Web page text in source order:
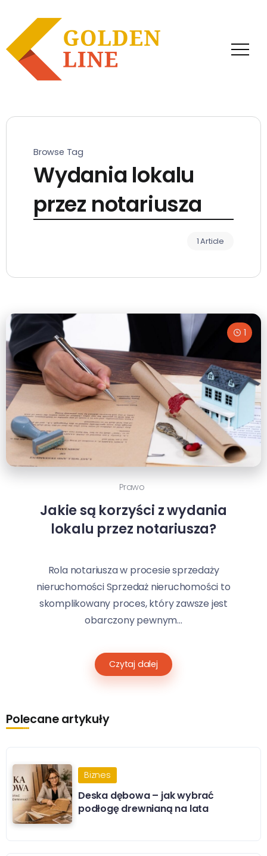
Browse Tag
Wydania lokalu
przez notariusza
1 Article
1
Prawo
Jakie są korzyści z wydania
lokalu przez notariusza?
Rola notariusza w procesie sprzedaży
nieruchomości Sprzedaż nieruchomości to
skomplikowany proces, który zawsze jest
obarczony pewnym...
Czytaj dalej
Polecane artykuły
Biznes
Deska dębowa – jak wybrać
podłogę drewnianą na lata